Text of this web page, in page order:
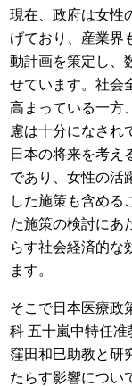
現在、政府は女性
げており、産業界
動計画を策定し、
せています。社会
高まっている一方
慮は十分になされ
日本の将来を考え
であり、女性の活
した施策も含める
た施策の検討にあ
らす社会経済的な
ます。
そこで日本医療政
科 五十嵐中特任准
窪田和巳助教と研
たらす影響につい